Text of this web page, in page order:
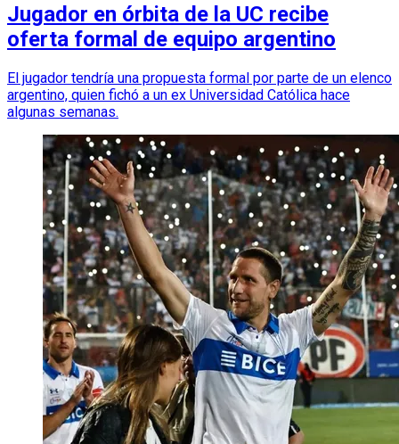
Jugador en órbita de la UC recibe
oferta formal de equipo argentino
El jugador tendría una propuesta formal por parte de un elenco
argentino, quien fichó a un ex Universidad Católica hace
algunas semanas.